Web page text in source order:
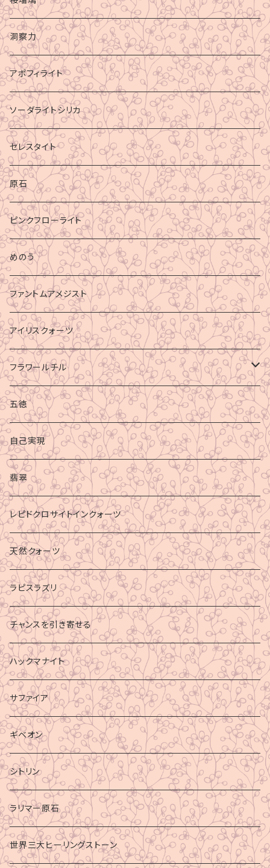
洞察力
アポフィライト
ソーダライトシリカ
セレスタイト
原石
ピンクフローライト
めのう
ファントムアメジスト
アイリスクォーツ
フラワールチル
心身の癒し
グラウディング
マイナスエネルギーからの防御
ビジネス成功
財運
五徳
自己実現
翡翠
レピドクロサイトインクォーツ
天然クォーツ
ラピスラズリ
チャンスを引き寄せる
ハックマナイト
サファイア
ギベオン
シトリン
ラリマー原石
世界三大ヒーリングストーン